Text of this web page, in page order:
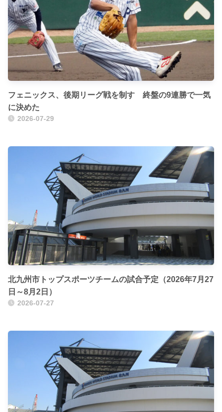
フェニックス、後期リーグ戦を制す 終盤の9連勝で一気
に決めた
2026-07-29
北九州市トップスポーツチームの試合予定（2026年7月27
日～8月2日）
2026-07-27